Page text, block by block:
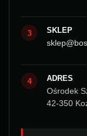
3 SKLEP
4 ADRES
Ośrodek
42‑350